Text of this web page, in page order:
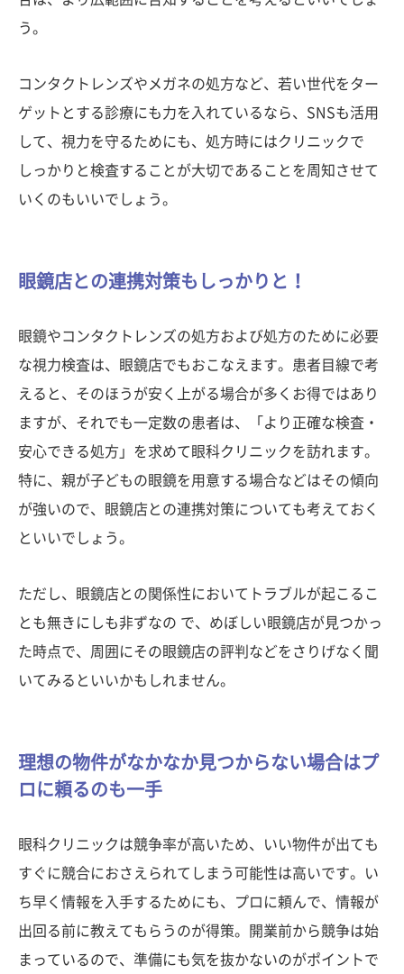
う。
コンタクトレンズやメガネの処方など、若い世代をター
ゲットとする診療にも力を入れているなら、SNSも活用
して、視力を守るためにも、処方時にはクリニックで
しっかりと検査することが大切であることを周知させて
いくのもいいでしょう。
眼鏡店との連携対策もしっかりと！
眼鏡やコンタクトレンズの処方および処方のために必要
な視力検査は、眼鏡店でもおこなえます。患者目線で考
えると、そのほうが安く上がる場合が多くお得ではあり
ますが、それでも一定数の患者は、「より正確な検査・
安心できる処方」を求めて眼科クリニックを訪れます。
特に、親が子どもの眼鏡を用意する場合などはその傾向
が強いので、眼鏡店との連携対策についても考えておく
といいでしょう。
ただし、眼鏡店との関係性においてトラブルが起こるこ
とも無きにしも非ずなの で、めぼしい眼鏡店が見つかっ
た時点で、周囲にその眼鏡店の評判などをさりげなく聞
いてみるといいかもしれません。
理想の物件がなかなか見つからない場合はプ
ロに頼るのも一手
眼科クリニックは競争率が高いため、いい物件が出ても
すぐに競合におさえられてしまう可能性は高いです。い
ち早く情報を入手するためにも、プロに頼んで、情報が
出回る前に教えてもらうのが得策。開業前から競争は始
まっているので、準備にも気を抜かないのがポイントで